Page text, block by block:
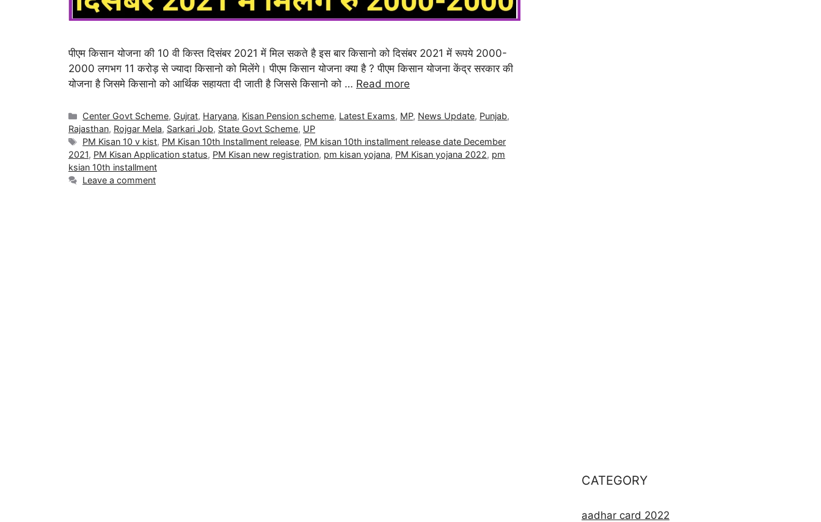
पीएम किसान योजना की 10 वी किस्त दिसंबर 2021 में मिल सकते है इस बार किसानो को दिसंबर 2021 में रूपये 2000-
2000 लगभग 11 करोड़ से ज्यादा किसानो को मिलेंगे। पीएम किसान योजना क्या है ? पीएम किसान योजना केंद्र सरकार की
योजना है जिसमे किसानो को आर्थिक सहायता दी जाती है जिससे किसानो को … Read more
Center Govt Scheme, Gujrat, Haryana, Kisan Pension scheme, Latest Exams, MP, News Update, Punjab,
Rajasthan, Rojgar Mela, Sarkari Job, State Govt Scheme, UP
PM Kisan 10 v kist, PM Kisan 10th Installment release, PM kisan 10th installment release date December
2021, PM Kisan Application status, PM Kisan new registration, pm kisan yojana, PM Kisan yojana 2022, pm
ksian 10th installment
Leave a comment
CATEGORY
aadhar card 2022